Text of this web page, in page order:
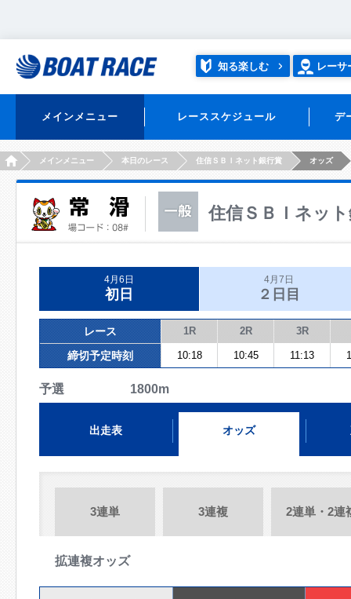
知る楽しむ レーサ
メインメニュー レーススケジュール デ
HOMEメインメニュー 本日のレース 住信ＳＢＩネット銀行賞 オッズ
住信ＳＢＩネッ
4月6日
初日
4月7日
２日目
レース 1R 2R 3R
締切予定時刻 10:18 10:45 11:13
予選 1800m
出走表 オッズ
3連単 3連複 2連単・2連
拡連複オッズ